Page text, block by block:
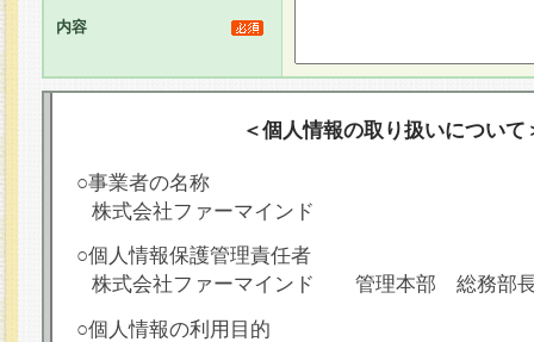
内容
＜個人情報の取り扱いについて
○事業者の名称
株式会社ファーマインド
○個人情報保護管理責任者
株式会社ファーマインド 管理本部 総務部
○個人情報の利用目的